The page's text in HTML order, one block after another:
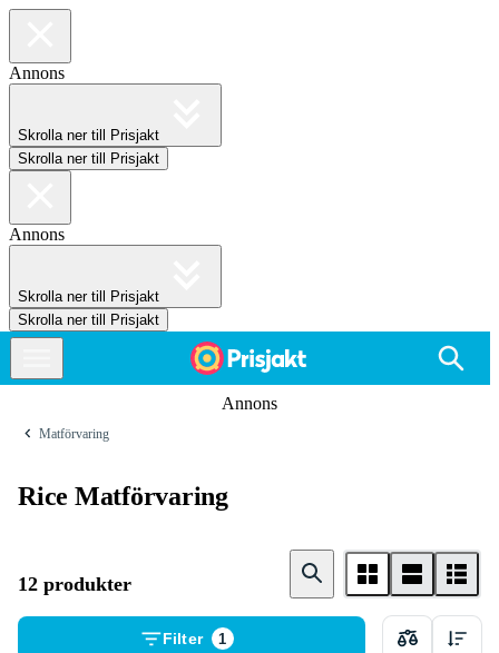
Annons
Skrolla ner till Prisjakt
Skrolla ner till Prisjakt
Annons
Skrolla ner till Prisjakt
Skrolla ner till Prisjakt
Annons
Matförvaring
Rice Matförvaring
12 produkter
Filter 1